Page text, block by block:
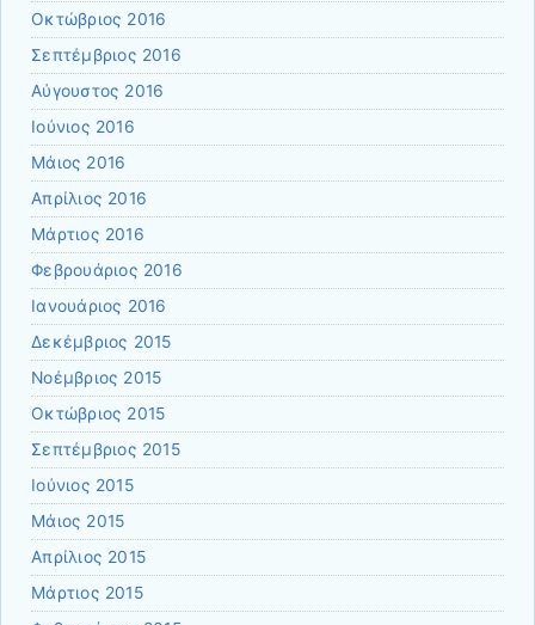
Οκτώβριος 2016
Σεπτέμβριος 2016
Αύγουστος 2016
Ιούνιος 2016
Μάιος 2016
Απρίλιος 2016
Μάρτιος 2016
Φεβρουάριος 2016
Ιανουάριος 2016
Δεκέμβριος 2015
Νοέμβριος 2015
Οκτώβριος 2015
Σεπτέμβριος 2015
Ιούνιος 2015
Μάιος 2015
Απρίλιος 2015
Μάρτιος 2015